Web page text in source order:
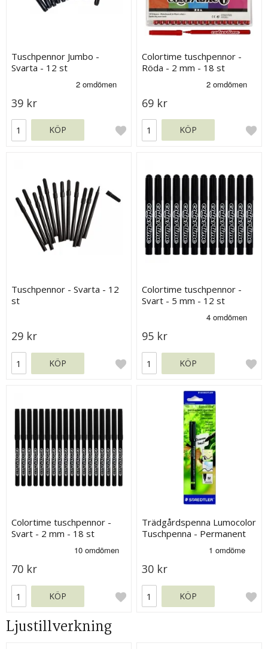
Tuschpennor Jumbo -
Svarta - 12 st
39 kr
KÖP
Colortime tuschpennor -
Röda - 2 mm - 18 st
69 kr
KÖP
Tuschpennor - Svarta - 12
st
29 kr
KÖP
Colortime tuschpennor -
Svart - 5 mm - 12 st
95 kr
KÖP
Colortime tuschpennor -
Svart - 2 mm - 18 st
70 kr
KÖP
Trädgårdspenna Lumocolor
Tuschpenna - Permanent
30 kr
KÖP
Ljustillverkning